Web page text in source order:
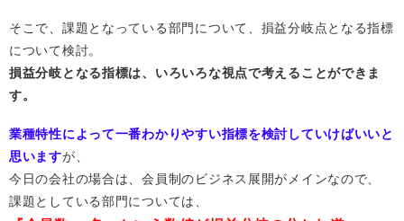
そこで、課題となっている部門について、損益分岐点となる指標
について検討。
損益分岐となる指標は、いろいろな視点で考えることができま
す。
業種特性によって一番わかりやすい指標を検討していけばいいと
思いますが、
今日の会社の場合は、会員制のビジネス展開がメインなので、
課題としている部門については、